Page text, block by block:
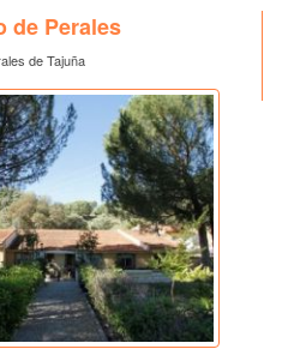
de Perales
de Tajuña